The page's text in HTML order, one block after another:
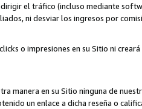
el tráfico (incluso mediante
ni desviar los ingresos por
o impresiones en su Sitio ni
manera en su Sitio ninguna de
un enlace a dicha reseña o